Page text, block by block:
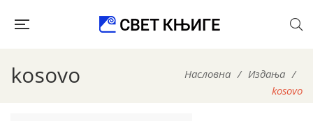
kosovo Насловна / Издања /
kosovo